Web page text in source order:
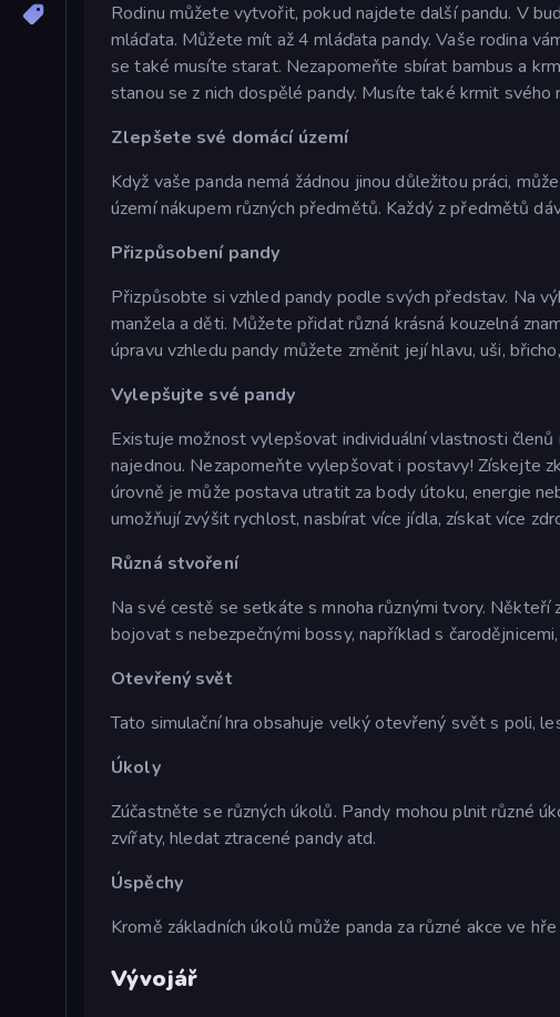
Rodinu můžete vytvořit, pokud najdete další pandu. V
mláďata. Můžete mít až 4 mláďata pandy. Vaše rodina
se také musíte starat. Nezapomeňte sbírat bambus a
stanou se z nich dospělé pandy. Musíte také krmit
Zlepšete své domácí území
Když vaše panda nemá žádnou jinou důležitou práci,
území nákupem různých předmětů. Každý z předmětů
Přizpůsobení pandy
Přizpůsobte si vzhled pandy podle svých představ. Na
manžela a děti. Můžete přidat různá krásná kouzelná
úpravu vzhledu pandy můžete změnit její hlavu, uši,
Vylepšujte své pandy
Existuje možnost vylepšovat individuální vlastnosti
najednou. Nezapomeňte vylepšovat i postavy! Získejte
úrovně je může postava utratit za body útoku, energie
umožňují zvýšit rychlost, nasbírat více jídla, získat více
Různá stvoření
Na své cestě se setkáte s mnoha různými tvory. Někteří
bojovat s nebezpečnými bossy, například s
Otevřený svět
Tato simulační hra obsahuje velký otevřený svět s poli,
Úkoly
Zúčastněte se různých úkolů. Pandy mohou plnit různé
zvířaty, hledat ztracené pandy atd.
Úspěchy
Kromě základních úkolů může panda za různé akce ve
Vývojář